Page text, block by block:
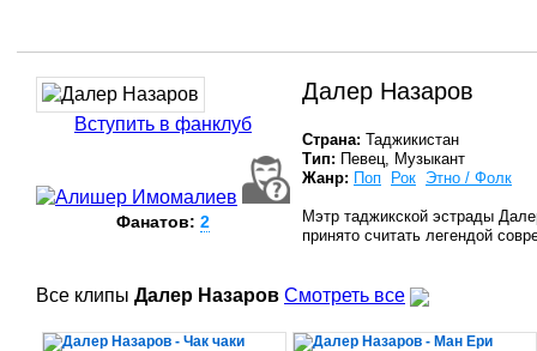
Вступить в фанклуб
Фанатов: 2
Далер Назаров
Страна: Таджикистан
Тип: Певец, Музыкант
Жанр: Поп Рок Этно / Фолк
Мэтр таджикской эстрады
принято считать легендой
Все клипы Далер Назаров Смотреть все